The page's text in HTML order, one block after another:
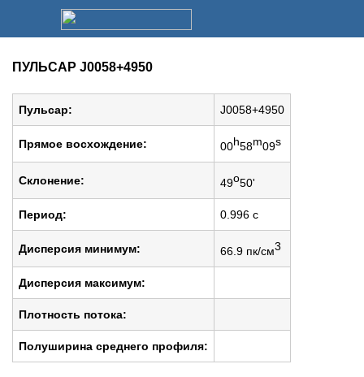
ПУЛЬСАР J0058+4950
Пульсар: J0058+4950
Прямое восхождение: 00h58m09s
Cклонение: 49o50'
Период: 0.996 c
Дисперсия минимум: 66.9 пк/см3
Дисперсия максимум:
Плотность потока:
Полуширина среднего профиля: